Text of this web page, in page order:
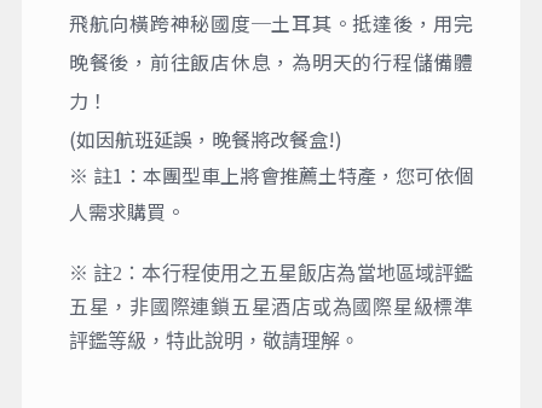
飛航向橫跨神秘國度─土耳其。抵達後，用完
晚餐後，前往飯店休息，為明天的行程儲備體
力！
(如因航班延誤，晚餐將改餐盒!)
※ 註1：本團型車上將會推薦土特產，您可依個
人需求購買。
※ 註2：本行程使用之五星飯店為當地區域評鑑
五星，非國際連鎖五星酒店或為國際星級標準
評鑑等級，特此說明，敬請理解。